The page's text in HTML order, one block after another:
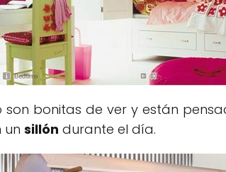
bonitas de ver y están
un sillón durante el día.